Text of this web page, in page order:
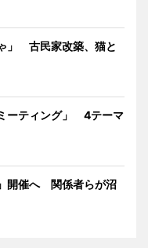
」 古民家改築、猫と
ーティング」 4テーマ
開催へ 関係者らが沼